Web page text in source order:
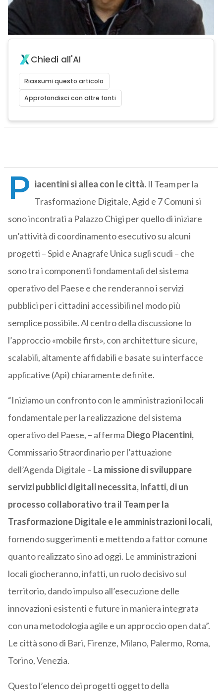
Chiedi all'AI
Riassumi questo articolo
Approfondisci con altre fonti
P iacentini si allea con le città.Il Team per la
Trasformazione Digitale, Agid e 7 Comuni si
sono incontrati a Palazzo Chigi per quello di iniziare
un’attività di coordinamento esecutivo su alcuni
progetti – Spid e Anagrafe Unica sugli scudi – che
sono tra i componenti fondamentali del sistema
operativo del Paese e che renderanno i servizi
pubblici per i cittadini accessibili nel modo più
semplice possibile. Al centro della discussione lo
l’approccio «mobile first», con architetture sicure,
scalabili, altamente affidabili e basate su interfacce
applicative (Api) chiaramente definite.
“Iniziamo un confronto con le amministrazioni locali
fondamentale per la realizzazione del sistema
operativo del Paese, – afferma Diego Piacentini,
Commissario Straordinario per l’attuazione
dell’Agenda Digitale – La missione di sviluppare
servizi pubblici digitali necessita, infatti, di un
processo collaborativo tra il Team per la
Trasformazione Digitale e le amministrazioni locali,
fornendo suggerimenti e mettendo a fattor comune
quanto realizzato sino ad oggi. Le amministrazioni
locali giocheranno, infatti, un ruolo decisivo sul
territorio, dando impulso all’esecuzione delle
innovazioni esistenti e future in maniera integrata
con una metodologia agile e un approccio open data”.
Le città sono di Bari, Firenze, Milano, Palermo, Roma,
Torino, Venezia.
Questo l’elenco dei progetti oggetto della